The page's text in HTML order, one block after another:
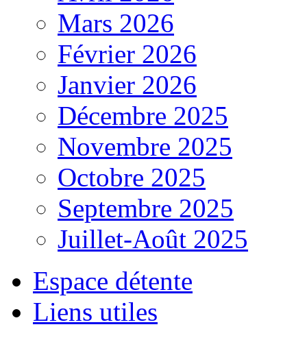
Mars 2026
Février 2026
Janvier 2026
Décembre 2025
Novembre 2025
Octobre 2025
Septembre 2025
Juillet-Août 2025
Espace détente
Liens utiles